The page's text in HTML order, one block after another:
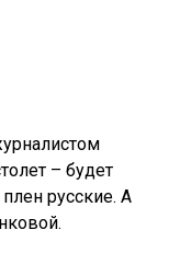
– будет
русские. А